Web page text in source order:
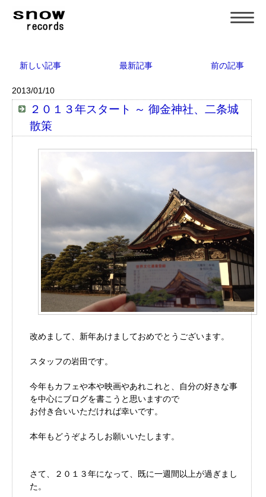
新しい記事 最新記事 前の記事
2013/01/10
２０１３年スタート ～ 御金神社、二条城
散策
改めまして、新年あけましておめでとうございます。
スタッフの岩田です。
今年もカフェや本や映画やあれこれと、自分の好きな事
を中心にブログを書こうと思いますので
お付き合いいただければ幸いです。
本年もどうぞよろしお願いいたします。
さて、２０１３年になって、既に一週間以上が過ぎまし
た。